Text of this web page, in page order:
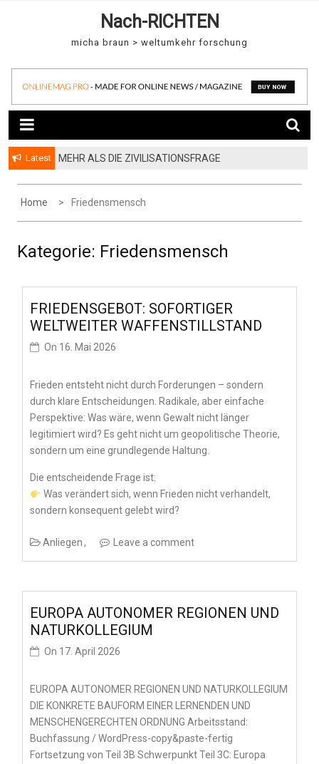
Nach-RICHTEN
micha braun > weltumkehr forschung
Latest MEHR ALS DIE ZIVILISATIONSFRAGE
Home Friedensmensch
Kategorie: Friedensmensch
FRIEDENSGEBOT: SOFORTIGER
WELTWEITER WAFFENSTILLSTAND
On 16. Mai 2026
Frieden entsteht nicht durch Forderungen – sondern
durch klare Entscheidungen. Radikale, aber einfache
Perspektive: Was wäre, wenn Gewalt nicht länger
legitimiert wird? Es geht nicht um geopolitische Theorie,
sondern um eine grundlegende Haltung.
Die entscheidende Frage ist:
Was verändert sich, wenn Frieden nicht verhandelt,
sondern konsequent gelebt wird?
Anliegen Leave a comment
EUROPA AUTONOMER REGIONEN UND
NATURKOLLEGIUM
On 17. April 2026
EUROPA AUTONOMER REGIONEN UND NATURKOLLEGIUM
DIE KONKRETE BAUFORM EINER LERNENDEN UND
MENSCHENGERECHTEN ORDNUNG Arbeitsstand:
Buchfassung / WordPress-copy&paste-fertig
Fortsetzung von Teil 3B Schwerpunkt Teil 3C: Europa